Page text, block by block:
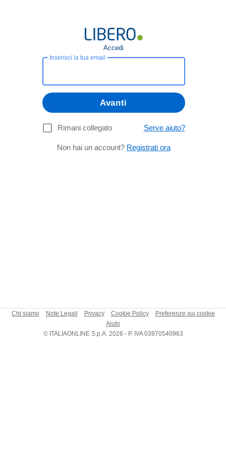
Accedi
Inserisci la tua email
Avanti
Rimani collegato Serve aiuto?
Non hai un account? Registrati ora
Chi siamo Note Legali Privacy Cookie Policy
Preferenze sui cookie
Aiuto
© ITALIAONLINE S.p.A. 2026 - P. IVA 03970540963